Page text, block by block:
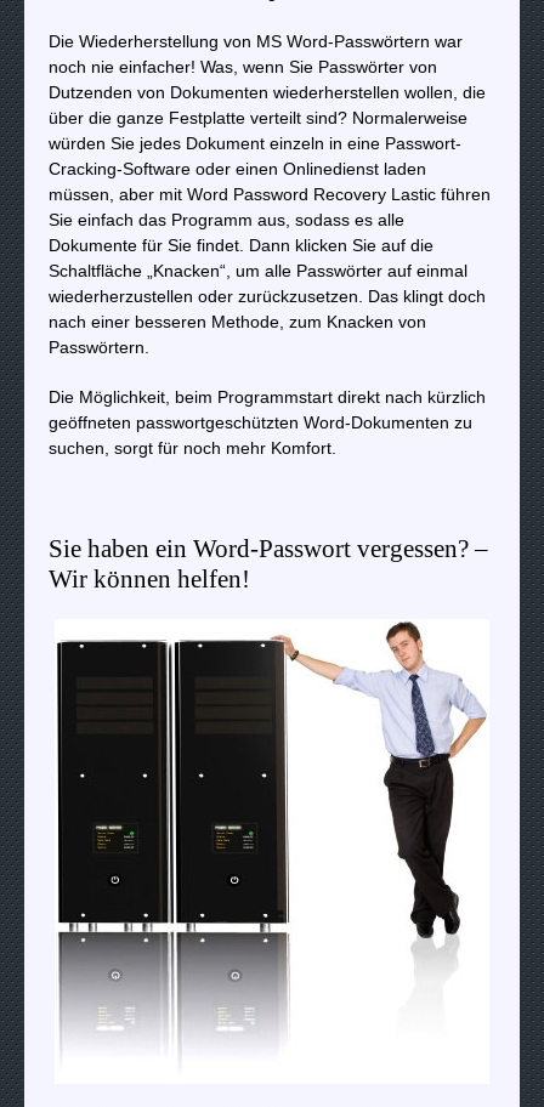
Die Wiederherstellung von MS Word-Passwörtern war
noch nie einfacher! Was, wenn Sie Passwörter von
Dutzenden von Dokumenten wiederherstellen wollen, die
über die ganze Festplatte verteilt sind? Normalerweise
würden Sie jedes Dokument einzeln in eine Passwort-
Cracking-Software oder einen Onlinedienst laden
müssen, aber mit Word Password Recovery Lastic führen
Sie einfach das Programm aus, sodass es alle
Dokumente für Sie findet. Dann klicken Sie auf die
Schaltfläche „Knacken“, um alle Passwörter auf einmal
wiederherzustellen oder zurückzusetzen. Das klingt doch
nach einer besseren Methode, zum Knacken von
Passwörtern.
Die Möglichkeit, beim Programmstart direkt nach kürzlich
geöffneten passwortgeschützten Word-Dokumenten zu
suchen, sorgt für noch mehr Komfort.
Sie haben ein Word-Passwort vergessen? –
Wir können helfen!